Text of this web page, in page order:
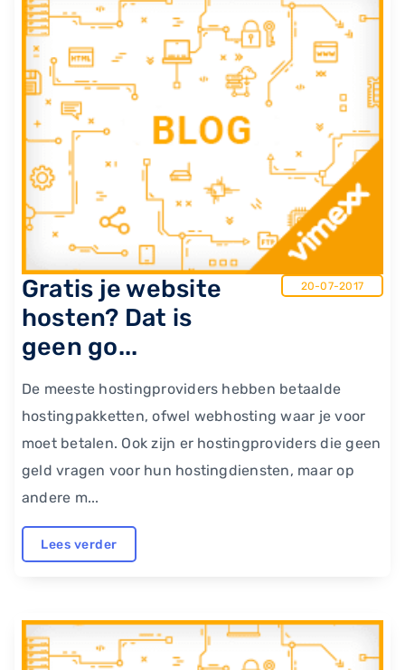
Gratis je website
hosten? Dat is
geen go...
20-07-2017
De meeste hostingproviders hebben betaalde
hostingpakketten, ofwel webhosting waar je voor
moet betalen. Ook zijn er hostingproviders die geen
geld vragen voor hun hostingdiensten, maar op
andere m...
Lees verder